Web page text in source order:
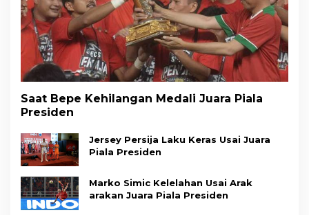
Saat Bepe Kehilangan Medali Juara Piala
Presiden
Jersey Persija Laku Keras Usai Juara
Piala Presiden
Marko Simic Kelelahan Usai Arak
arakan Juara Piala Presiden